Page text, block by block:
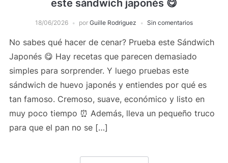
este sándwich japonés 😋
18/06/2026 por Guille Rodriguez Sin comentarios
No sabes qué hacer de cenar? Prueba este Sándwich
Japonés 😋 Hay recetas que parecen demasiado
simples para sorprender. Y luego pruebas este
sándwich de huevo japonés y entiendes por qué es
tan famoso. Cremoso, suave, económico y listo en
muy poco tiempo ⏰ Además, lleva un pequeño truco
para que el pan no se […]